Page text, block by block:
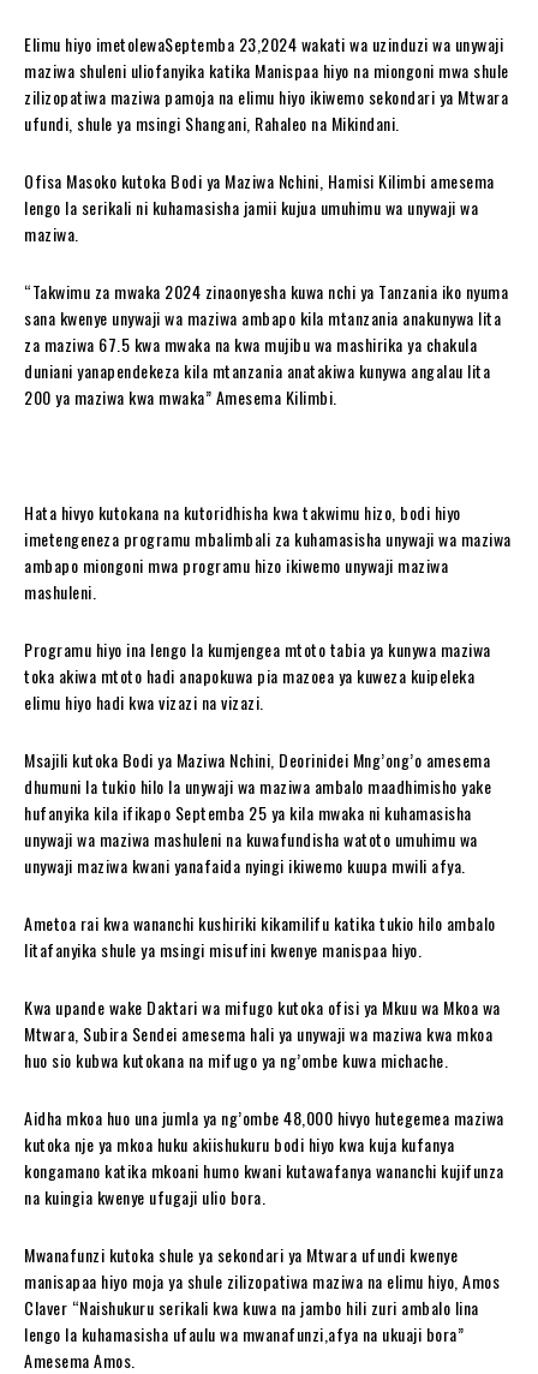
Elimu hiyo imetolewaSeptemba 23,2024 wakati wa uzinduzi wa unywaji
maziwa shuleni uliofanyika katika Manispaa hiyo na miongoni mwa shule
zilizopatiwa maziwa pamoja na elimu hiyo ikiwemo sekondari ya Mtwara
ufundi, shule ya msingi Shangani, Rahaleo na Mikindani.
Ofisa Masoko kutoka Bodi ya Maziwa Nchini, Hamisi Kilimbi amesema
lengo la serikali ni kuhamasisha jamii kujua umuhimu wa unywaji wa
maziwa.
“Takwimu za mwaka 2024 zinaonyesha kuwa nchi ya Tanzania iko nyuma
sana kwenye unywaji wa maziwa ambapo kila mtanzania anakunywa lita
za maziwa 67.5 kwa mwaka na kwa mujibu wa mashirika ya chakula
duniani yanapendekeza kila mtanzania anatakiwa kunywa angalau lita
200 ya maziwa kwa mwaka” Amesema Kilimbi.
Hata hivyo kutokana na kutoridhisha kwa takwimu hizo, bodi hiyo
imetengeneza programu mbalimbali za kuhamasisha unywaji wa maziwa
ambapo miongoni mwa programu hizo ikiwemo unywaji maziwa
mashuleni.
Programu hiyo ina lengo la kumjengea mtoto tabia ya kunywa maziwa
toka akiwa mtoto hadi anapokuwa pia mazoea ya kuweza kuipeleka
elimu hiyo hadi kwa vizazi na vizazi.
Msajili kutoka Bodi ya Maziwa Nchini, Deorinidei Mng’ong’o amesema
dhumuni la tukio hilo la unywaji wa maziwa ambalo maadhimisho yake
hufanyika kila ifikapo Septemba 25 ya kila mwaka ni kuhamasisha
unywaji wa maziwa mashuleni na kuwafundisha watoto umuhimu wa
unywaji maziwa kwani yanafaida nyingi ikiwemo kuupa mwili afya.
Ametoa rai kwa wananchi kushiriki kikamilifu katika tukio hilo ambalo
litafanyika shule ya msingi misufini kwenye manispaa hiyo.
Kwa upande wake Daktari wa mifugo kutoka ofisi ya Mkuu wa Mkoa wa
Mtwara, Subira Sendei amesema hali ya unywaji wa maziwa kwa mkoa
huo sio kubwa kutokana na mifugo ya ng’ombe kuwa michache.
Aidha mkoa huo una jumla ya ng’ombe 48,000 hivyo hutegemea maziwa
kutoka nje ya mkoa huku akiishukuru bodi hiyo kwa kuja kufanya
kongamano katika mkoani humo kwani kutawafanya wananchi kujifunza
na kuingia kwenye ufugaji ulio bora.
Mwanafunzi kutoka shule ya sekondari ya Mtwara ufundi kwenye
manisapaa hiyo moja ya shule zilizopatiwa maziwa na elimu hiyo, Amos
Claver “Naishukuru serikali kwa kuwa na jambo hili zuri ambalo lina
lengo la kuhamasisha ufaulu wa mwanafunzi,afya na ukuaji bora”
Amesema Amos.